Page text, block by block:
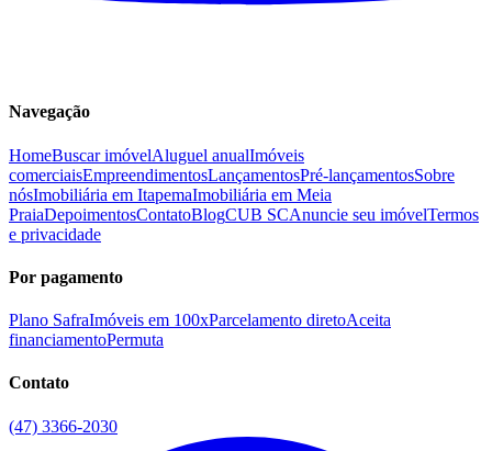
Navegação
HomeBuscar imóvelAluguel anualImóveis
comerciaisEmpreendimentosLançamentosPré-lançamentosSobre
nósImobiliária em ItapemaImobiliária em Meia
PraiaDepoimentosContatoBlogCUB SCAnuncie seu imóvelTermos
e privacidade
Por pagamento
Plano SafraImóveis em 100xParcelamento diretoAceita
financiamentoPermuta
Contato
(47) 3366-2030